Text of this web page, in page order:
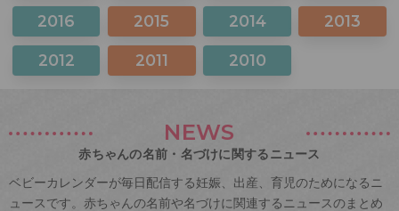
2016 2015 2014 2013
2012 2011 2010
NEWS
赤ちゃんの名前・名づけに関するニュース
ベビーカレンダーが毎日配信する妊娠、出産、育児のためになるニ
ュースです。赤ちゃんの名前や名づけに関連するニュースのまとめ